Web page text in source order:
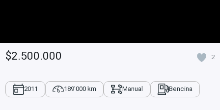
$2.500.000 2
2011 189'000 km Manual Bencina